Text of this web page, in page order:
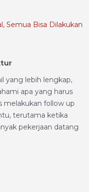
Semua Bisa Dilakukan
yang lebih lengkap,
apa yang harus
melakukan follow up
terutama ketika
pekerjaan datang